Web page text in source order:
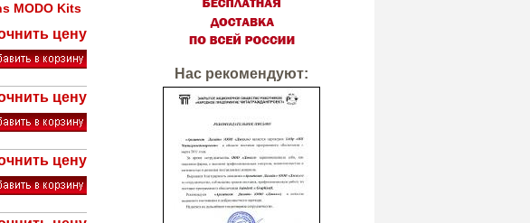
MODO Kits
цену
цену
цену
Нас рекомендуют: